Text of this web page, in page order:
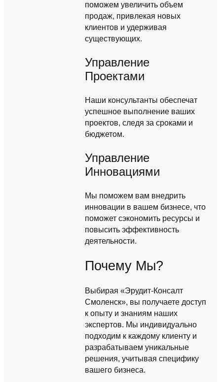
поможем увеличить объем
продаж, привлекая новых
клиентов и удерживая
существующих.
Управление
Проектами
Наши консультанты обеспечат
успешное выполнение ваших
проектов, следя за сроками и
бюджетом.
Управление
Инновациями
Мы поможем вам внедрить
инновации в вашем бизнесе, что
поможет сэкономить ресурсы и
повысить эффективность
деятельности.
Почему Мы?
Выбирая «Эрудит-Консалт
Смоленск», вы получаете доступ
к опыту и знаниям наших
экспертов. Мы индивидуально
подходим к каждому клиенту и
разрабатываем уникальные
решения, учитывая специфику
вашего бизнеса.